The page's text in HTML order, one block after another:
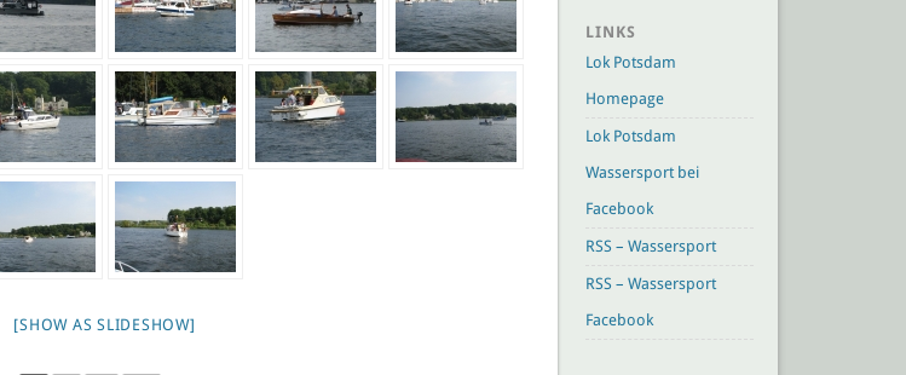
[SHOW AS SLIDESHOW]
LINKS
Lok Potsdam
Homepage
Lok Potsdam
Wassersport bei
Facebook
RSS – Wassersport
RSS – Wassersport
Facebook